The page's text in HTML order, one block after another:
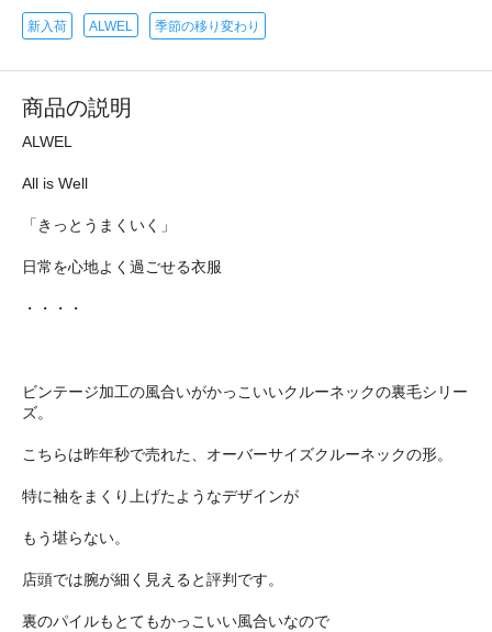
新入荷 ALWEL 季節の移り変わり
商品の説明
ALWEL
All is Well
「きっとうまくいく」
日常を心地よく過ごせる衣服
・・・・
ビンテージ加工の風合いがかっこいいクルーネックの裏毛シリー
ズ。
こちらは昨年秒で売れた、オーバーサイズクルーネックの形。
特に袖をまくり上げたようなデザインが
もう堪らない。
店頭では腕が細く見えると評判です。
裏のパイルもとてもかっこいい風合いなので